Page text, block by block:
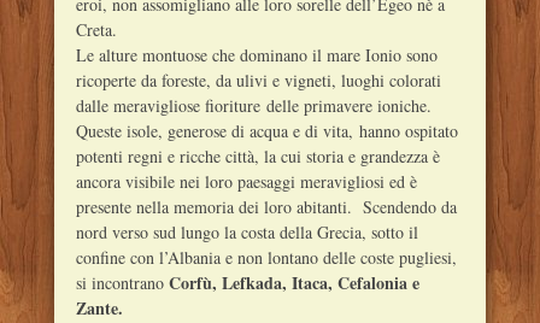
eroi, non assomigliano alle loro sorelle dell’Egeo nè a
Creta.
Le alture montuose che dominano il mare Ionio sono
ricoperte da foreste, da ulivi e vigneti, luoghi colorati
dalle meravigliose fioriture delle primavere ioniche.
Queste isole, generose di acqua e di vita, hanno ospitato
potenti regni e ricche città, la cui storia e grandezza è
ancora visibile nei loro paesaggi meravigliosi ed è
presente nella memoria dei loro abitanti. Scendendo da
nord verso sud lungo la costa della Grecia, sotto il
confine con l’Albania e non lontano delle coste pugliesi,
si incontranoCorfù, Lefkada, Itaca, Cefalonia e
Zante.